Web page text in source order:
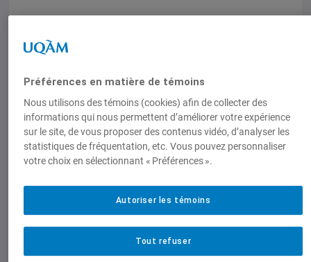
travailleurs; travailleurs agricoles
Préférences en matière de témoins
Nous utilisons des témoins (cookies) afin de collecter des
informations qui nous permettent d’améliorer votre expérience
sur le site, de vous proposer des contenus vidéo, d’analyser les
statistiques de fréquentation, etc. Vous pouvez personnaliser
votre choix en sélectionnant « Préférences ».
Tout refuser
Autoriser les témoins